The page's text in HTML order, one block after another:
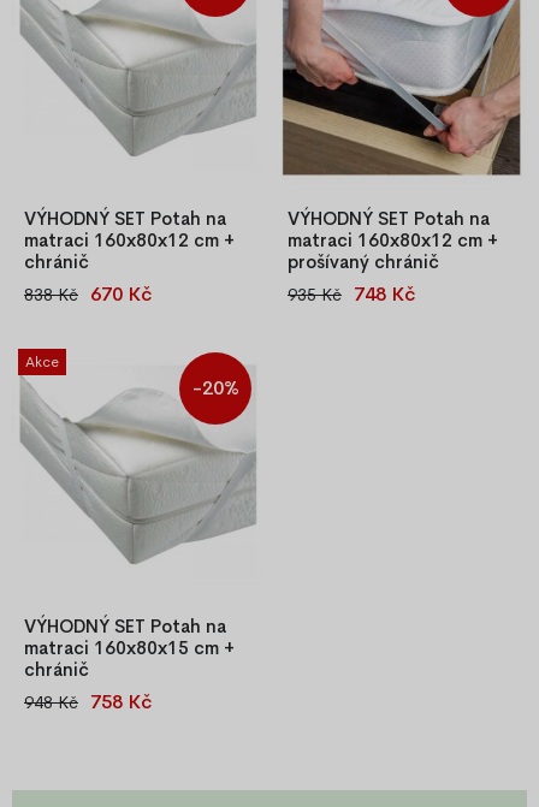
kompromisů!
VÝHODNÝ SET Potah na
matraci 160x80x12 cm +
chránič
Potah na dětskou matraci
prošívaný, pratelný na 40 °C, s
zipem po obvodu. Součástí
setu je nepropustný a
antialergický chránič matrace
160x80 cm.
838 Kč 670 Kč
VÝHODNÝ SET Potah na
matraci 160x80x12 cm +
prošívaný chránič
Potah na dětskou matraci
935 Kč 748 Kč
Akce
-20%
VÝHODNÝ SET Potah na
matraci 160x80x15 cm +
chránič
Výhodný set potah na
948 Kč 758 Kč